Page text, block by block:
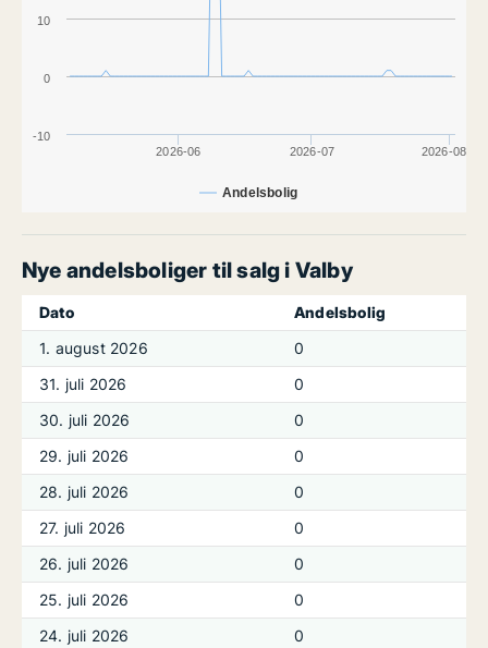
Andelsbolig
2026-06 2026-07 2026-08
-10
0
10
Nye andelsboliger til salg i Valby
Dato
Andelsbolig
1. august 2026
0
31. juli 2026
0
30. juli 2026
0
29. juli 2026
0
28. juli 2026
0
27. juli 2026
0
26. juli 2026
0
25. juli 2026
0
24. juli 2026
0